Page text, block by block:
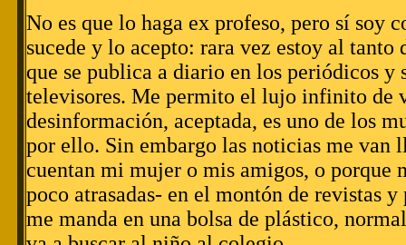
No es que lo haga ex profeso, pero sí soy
sucede y lo acepto: rara vez estoy al tanto
que se publica a diario en los periódicos y
televisores. Me permito el lujo infinito de
desinformación, aceptada, es uno de los
por ello. Sin embargo las noticias me van
cuentan mi mujer o mis amigos, o porque
poco atrasadas- en el montón de revistas
me manda en una bolsa de plástico,